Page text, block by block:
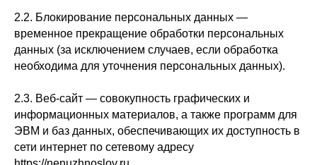
2.2. Блокирование персональных данных —
временное прекращение обработки персональных
данных (за исключением случаев, если обработка
необходима для уточнения персональных данных).
2.3. Веб-сайт — совокупность графических и
информационных материалов, а также программ для
ЭВМ и баз данных, обеспечивающих их доступность в
сети интернет по сетевому адресу